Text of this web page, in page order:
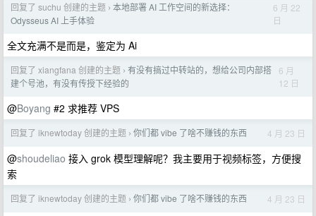
回复了 suchu 创建的主题 › 本地部署 AI 工作空间的新选择：
Odysseus AI 上手体验
6 月 22
日
全文充满不是而是，鉴定为 Ai
回复了 xiangfana 创建的主题 › 有没有搞过中转站的，想给公司内部搭
建个号池，有没有传授下经验的
6 月
12 日
@Boyang #2 求推荐 VPS
回复了 iknewtoday 创建的主题 › 你们都 vibe 了啥不赚钱的东西 4 月 23 日
@shoudeliao 接入 grok 模型理解呢？我主要用于视频标签，方便搜
索
回复了 iknewtoday 创建的主题 › 你们都 vibe 了啥不赚钱的东西 4 月 23 日